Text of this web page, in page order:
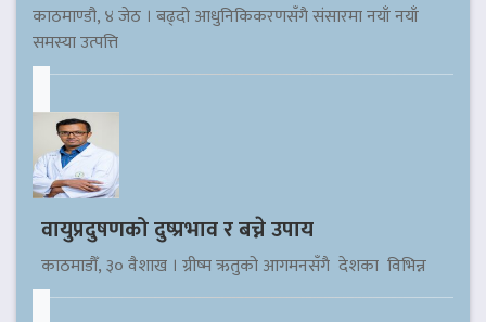
काठमाण्डौ, ४ जेठ । बढ्दो आधुनिकिकरणसँगै संसारमा नयाँ नयाँ
समस्या उत्पत्ति
वायुप्रदुषणको दुष्प्रभाव र बच्ने उपाय
काठमाडौँ, ३० वैशाख । ग्रीष्म ऋतुको आगमनसँगै देशका विभिन्न